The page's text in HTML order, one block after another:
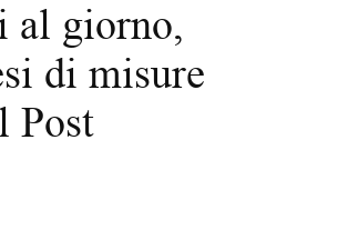
al giorno,
di misure
Post